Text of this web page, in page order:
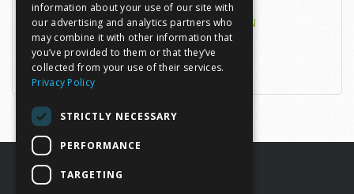
ΠΡΟΣΤΑΣΙΑ ΠΡΟΣΩΠΙΚΩΝ ΔΕΔΟΜΕΝΩΝ
information about your use of our site with
our advertising and analytics partners who
may combine it with other information that
you’ve provided to them or that they’ve
collected from your use of their services.
Privacy Policy
STRICTLY NECESSARY
PERFORMANCE
TARGETING